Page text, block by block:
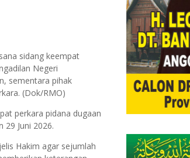
sidang keempat
Negeri
sementara pihak
(Dok/RMO)
perkara pidana dugaan
Juni 2026.
Hakim agar sejumlah